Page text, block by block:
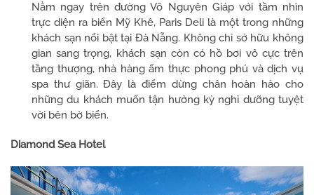
Nằm ngay trên đường Võ Nguyên Giáp với tầm nhìn
trực diện ra biển Mỹ Khê, Paris Deli là một trong những
khách sạn nổi bật tại Đà Nẵng. Không chỉ sở hữu không
gian sang trọng, khách sạn còn có hồ bơi vô cực trên
tầng thượng, nhà hàng ẩm thực phong phú và dịch vụ
spa thư giãn. Đây là điểm dừng chân hoàn hảo cho
những du khách muốn tận hưởng kỳ nghỉ dưỡng tuyệt
vời bên bờ biển.
Diamond Sea Hotel